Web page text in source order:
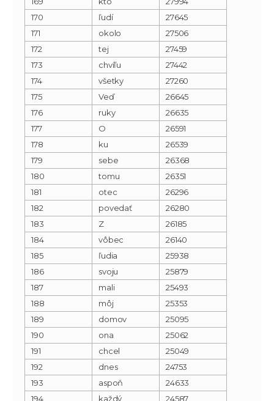
170
ľudí
27645
171
okolo
27506
172
tej
27459
173
chvíľu
27442
174
všetky
27260
175
Veď
26645
176
ruky
26635
177
O
26591
178
ku
26539
179
sebe
26368
180
tomu
26351
181
otec
26296
182
povedať
26280
183
Z
26185
184
vôbec
26140
185
ľudia
25938
186
svoju
25879
187
mali
25493
188
môj
25353
189
domov
25095
190
ona
25062
191
chcel
25049
192
dnes
24753
193
aspoň
24633
194
každý 24587